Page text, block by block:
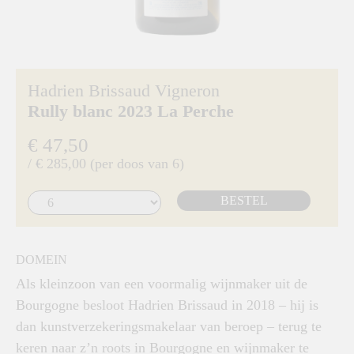
Hadrien Brissaud Vigneron
Rully blanc 2023 La Perche
€ 47,50
/ € 285,00 (per doos van 6)
BESTEL
DOMEIN
Als kleinzoon van een voormalig wijnmaker uit de
Bourgogne besloot Hadrien Brissaud in 2018 – hij is
dan kunstverzekeringsmakelaar van beroep – terug te
keren naar z’n roots in Bourgogne en wijnmaker te